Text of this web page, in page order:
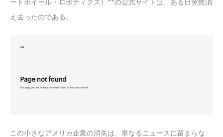
ートホイール・ロボティクス）**の公式サイトは、ある日突然消
え去ったのである。
この小さなアメリカ企業の消失は、単なるニュースに留まらな